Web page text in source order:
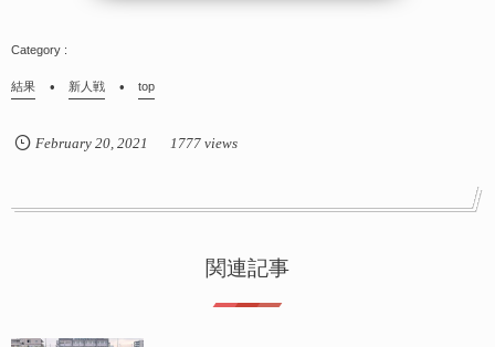
結果 新人戦 top
February 20, 2021 1777 views
関連記事